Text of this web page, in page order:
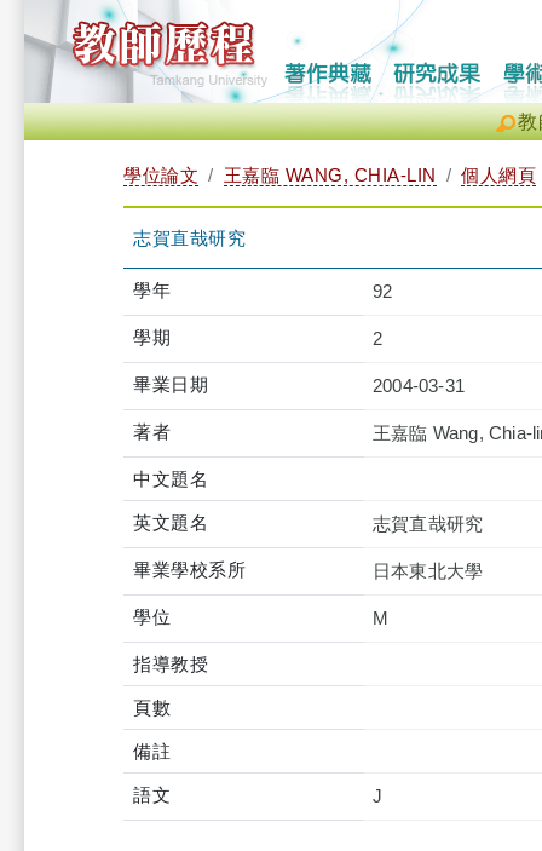
教
學位論文 王嘉臨 WANG, CHIA-LIN 個人網頁
志賀直哉研究
學年 92
學期 2
畢業日期 2004-03-31
著者 王嘉臨 Wang, Chia-
中文題名
英文題名 志賀直哉研究
畢業學校系所 日本東北大學
學位 M
指導教授
頁數
備註
語文 J